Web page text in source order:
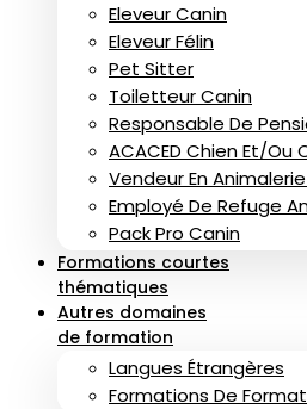
Eleveur Canin
Eleveur Félin
Pet Sitter
Toiletteur Canin
Responsable De
ACACED Chien Et/ou
Vendeur En Animalerie
Employé De Refuge
Pack Pro Canin
Formations courtes
thématiques
Autres domaines
de formation
Langues Étrangères
Formations De